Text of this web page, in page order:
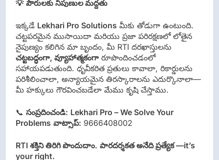
💡 పౌరులకు నిపుణుల మద్దతు
ఇక్కడే Lekhari Pro Solutions మీకు తోడుగా ఉంటుంది.
చట్టపరమైన ముసాయిదా మరియు ప్రజా పరిరక్షణలో లోతైన
నైపుణ్యం కలిగిన మా బృందం, మీ RTI దరఖాస్తులను
చట్టబద్ధంగా, వ్యూహాత్మకంగా రూపొందించడంలో
సహాయపడుతుంది. ధృవీకరిత ప్రతులు కావాలా, రికార్డులను
పరిశీలించాలా, అన్యాయమైన తిరస్కారాలను ఎదుర్కొనాలా—
మీ హక్కులు గౌరవించబడేలా మేము కృషి చేస్తాము.
📞 సంప్రదించండి: Lekhari Pro – We Solve Your
Problems వాట్సాప్: 9666408002
RTI శక్తిని తిరిగి పొందుదాం. పారదర్శకత అనేది ప్రత్యేక —it’s
your right.